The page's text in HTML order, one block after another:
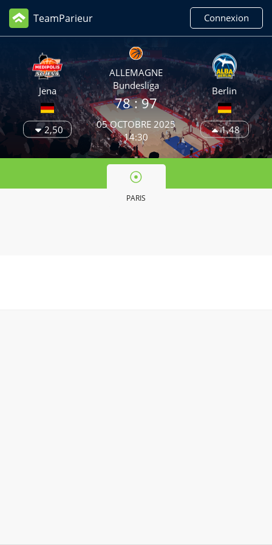
TeamParieur Connexion
Jena
2,50
ALLEMAGNE
Bundesliga
78 :97
05 OCTOBRE 2025
14:30
Berlin
1,48
PARIS